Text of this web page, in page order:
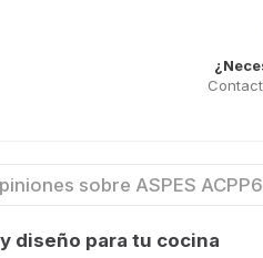
sobre ASPES
diseño para tu cocina